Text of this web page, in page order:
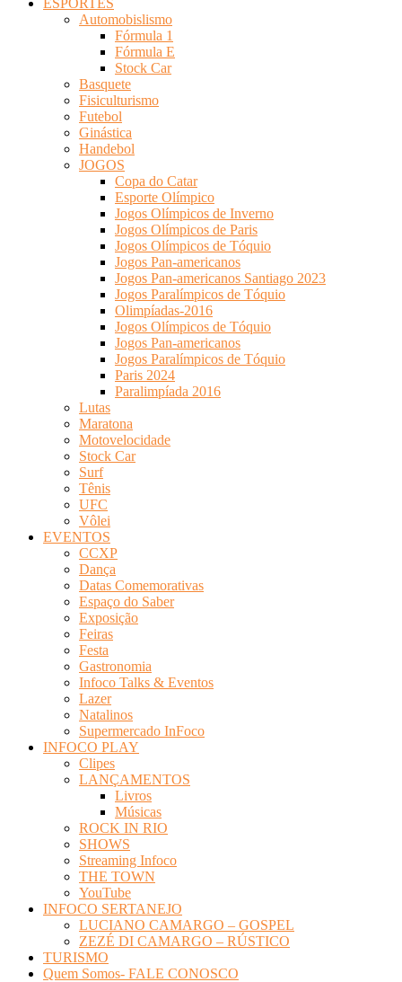
ESPORTES
Automobislismo
Fórmula 1
Fórmula E
Stock Car
Basquete
Fisiculturismo
Futebol
Ginástica
Handebol
JOGOS
Copa do Catar
Esporte Olímpico
Jogos Olímpicos de Inverno
Jogos Olímpicos de Paris
Jogos Olímpicos de Tóquio
Jogos Pan-americanos
Jogos Pan-americanos Santiago 2023
Jogos Paralímpicos de Tóquio
Olimpíadas-2016
Jogos Olímpicos de Tóquio
Jogos Pan-americanos
Jogos Paralímpicos de Tóquio
Paris 2024
Paralimpíada 2016
Lutas
Maratona
Motovelocidade
Stock Car
Surf
Tênis
UFC
Vôlei
EVENTOS
CCXP
Dança
Datas Comemorativas
Espaço do Saber
Exposição
Feiras
Festa
Gastronomia
Infoco Talks & Eventos
Lazer
Natalinos
Supermercado InFoco
INFOCO PLAY
Clipes
LANÇAMENTOS
Livros
Músicas
ROCK IN RIO
SHOWS
Streaming Infoco
THE TOWN
YouTube
INFOCO SERTANEJO
LUCIANO CAMARGO – GOSPEL
ZEZÉ DI CAMARGO – RÚSTICO
TURISMO
Quem Somos- FALE CONOSCO